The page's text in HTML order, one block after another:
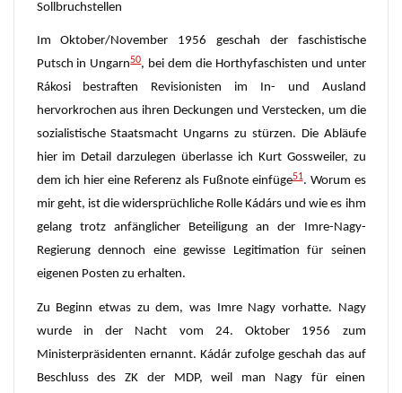
Sollbruchstellen
Im Oktober/November 1956 geschah der faschistische
Putsch in Ungarn50, bei dem die Horthyfaschisten und unter
Rákosi bestraften Revisionisten im In- und Ausland
hervorkrochen aus ihren Deckungen und Verstecken, um die
sozialistische Staatsmacht Ungarns zu stürzen. Die Abläufe
hier im Detail darzulegen überlasse ich Kurt Gossweiler, zu
dem ich hier eine Referenz als Fußnote einfüge51. Worum es
mir geht, ist die widersprüchliche Rolle Kádárs und wie es ihm
gelang trotz anfänglicher Beteiligung an der Imre-Nagy-
Regierung dennoch eine gewisse Legitimation für seinen
eigenen Posten zu erhalten.
Zu Beginn etwas zu dem, was Imre Nagy vorhatte. Nagy
wurde in der Nacht vom 24. Oktober 1956 zum
Ministerpräsidenten ernannt. Kádár zufolge geschah das auf
Beschluss des ZK der MDP, weil man Nagy für einen